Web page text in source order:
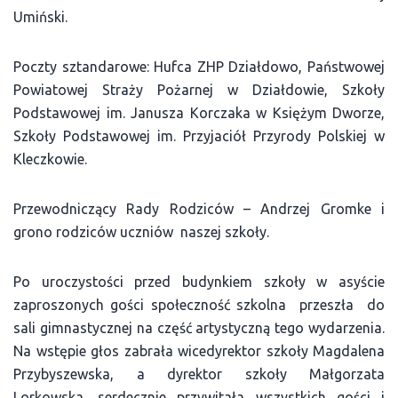
Umiński.
Poczty sztandarowe: Hufca ZHP Działdowo, Państwowej
Powiatowej Straży Pożarnej w Działdowie, Szkoły
Podstawowej im. Janusza Korczaka w Księżym Dworze,
Szkoły Podstawowej im. Przyjaciół Przyrody Polskiej w
Kleczkowie.
Przewodniczący Rady Rodziców – Andrzej Gromke i
grono rodziców uczniów naszej szkoły.
Po uroczystości przed budynkiem szkoły w asyście
zaproszonych gości społeczność szkolna przeszła do
sali gimnastycznej na część artystyczną tego wydarzenia.
Na wstępie głos zabrała wicedyrektor szkoły Magdalena
Przybyszewska, a dyrektor szkoły Małgorzata